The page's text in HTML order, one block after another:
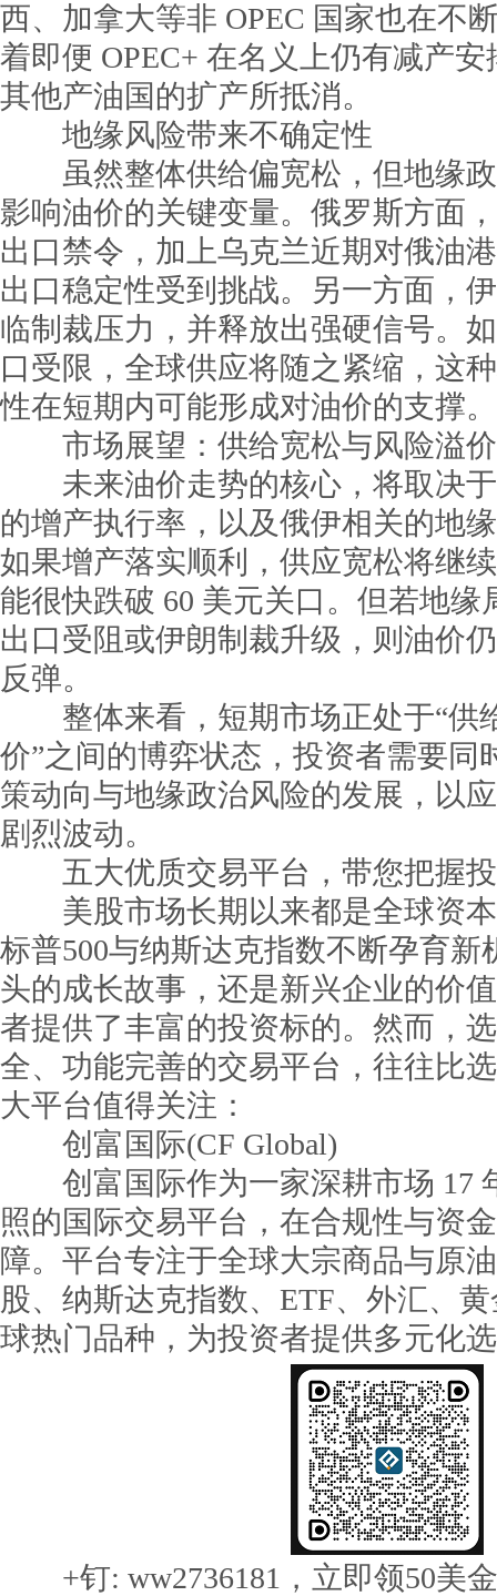
西、加拿大等非 OPEC 国家也在不
着即便 OPEC+ 在名义上仍有减产
其他产油国的扩产所抵消。
地缘风险带来不确定性
虽然整体供给偏宽松，但地缘政
影响油价的关键变量。俄罗斯方面
出口禁令，加上乌克兰近期对俄油
出口稳定性受到挑战。另一方面，
临制裁压力，并释放出强硬信号。
口受限，全球供应将随之紧缩，这
性在短期内可能形成对油价的支撑。
市场展望：供给宽松与风险溢
未来油价走势的核心，将取决于
的增产执行率，以及俄伊相关的地
如果增产落实顺利，供应宽松将继
能很快跌破 60 美元关口。但若地缘
出口受阻或伊朗制裁升级，则油价
反弹。
整体来看，短期市场正处于“供
价”之间的博弈状态，投资者需要同
策动向与地缘政治风险的发展，以
剧烈波动。
五大优质交易平台，带您把握
美股市场长期以来都是全球资本
标普500与纳斯达克指数不断孕育新
头的成长故事，还是新兴企业的价
者提供了丰富的投资标的。然而，
全、功能完善的交易平台，往往比
大平台值得关注：
创富国际(CF Global)
创富国际作为一家深耕市场 17
照的国际交易平台，在合规性与资
障。平台专注于全球大宗商品与原
股、纳斯达克指数、ETF、外汇、
球热门品种，为投资者提供多元化
+钉: ww2736181，立即领50美